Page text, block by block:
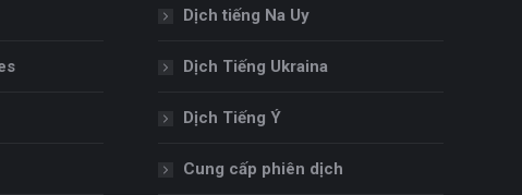
Dịch tiếng Na Uy
Dịch Tiếng Ukraina
Dịch Tiếng Ý
Cung cấp phiên dịch